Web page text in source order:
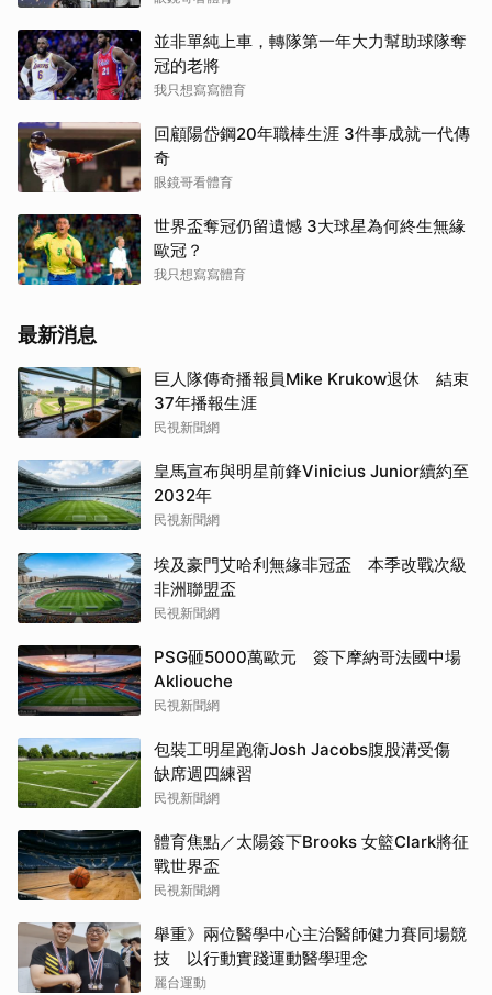
並非單純上車，轉隊第一年大力幫助球隊奪
冠的老將
我只想寫寫體育
回顧陽岱鋼20年職棒生涯 3件事成就一代傳
奇
眼鏡哥看體育
世界盃奪冠仍留遺憾 3大球星為何終生無緣
歐冠？
我只想寫寫體育
最新消息
巨人隊傳奇播報員Mike Krukow退休 結束
37年播報生涯
民視新聞網
皇馬宣布與明星前鋒Vinicius Junior續約至
2032年
民視新聞網
埃及豪門艾哈利無緣非冠盃 本季改戰次級
非洲聯盟盃
民視新聞網
PSG砸5000萬歐元 簽下摩納哥法國中場
Akliouche
民視新聞網
包裝工明星跑衛Josh Jacobs腹股溝受傷
缺席週四練習
民視新聞網
體育焦點／太陽簽下Brooks 女籃Clark將征
戰世界盃
民視新聞網
舉重》兩位醫學中心主治醫師健力賽同場競
技 以行動實踐運動醫學理念
麗台運動